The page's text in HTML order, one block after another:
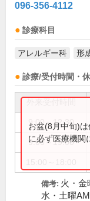
096-356-4112
診療科目
アレルギー科 形
診療/受付時間・
9:00～12:30
9:00～19:00
お盆(8月中旬)
に必ず医療機関
備考: 火・金
水・土曜